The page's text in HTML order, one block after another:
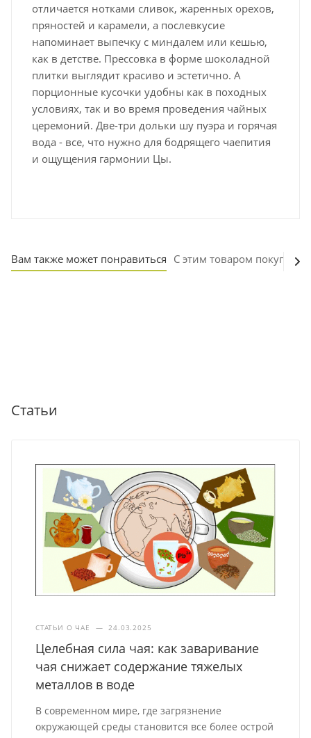
отличается нотками сливок, жаренных орехов,
пряностей и карамели, а послевкусие
напоминает выпечку с миндалем или кешью,
как в детстве. Прессовка в форме шоколадной
плитки выглядит красиво и эстетично. А
порционные кусочки удобны как в походных
условиях, так и во время проведения чайных
церемоний. Две-три дольки шу пуэра и горячая
вода - все, что нужно для бодрящего чаепития
и ощущения гармонии Цы.
Вам также может понравиться С этим товаром покупают
Статьи
СТАТЬИ О ЧАЕ — 24.03.2025
Целебная сила чая: как заваривание
чая снижает содержание тяжелых
металлов в воде
В современном мире, где загрязнение
окружающей среды становится все более острой